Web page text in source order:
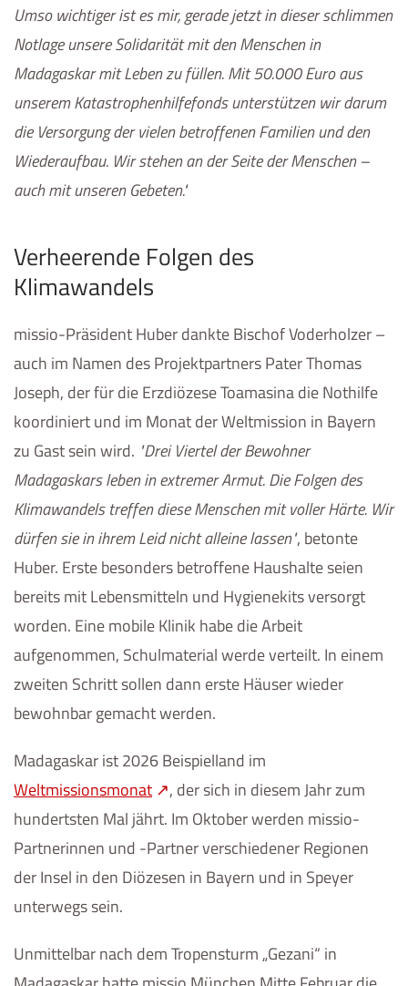
Umso wichtiger ist es mir, gerade jetzt in dieser schlimmen
Notlage unsere Solidarität mit den Menschen in
Madagaskar mit Leben zu füllen. Mit 50.000 Euro aus
unserem Katastrophenhilfefonds unterstützen wir darum
die Versorgung der vielen betroffenen Familien und den
Wiederaufbau. Wir stehen an der Seite der Menschen –
auch mit unseren Gebeten.
Verheerende Folgen des
Klimawandels
missio-Präsident Huber dankte Bischof Voderholzer –
auch im Namen des Projektpartners Pater Thomas
Joseph, der für die Erzdiözese Toamasina die Nothilfe
koordiniert und im Monat der Weltmission in Bayern
zu Gast sein wird. Drei Viertel der Bewohner
Madagaskars leben in extremer Armut. Die Folgen des
Klimawandels treffen diese Menschen mit voller Härte. Wir
dürfen sie in ihrem Leid nicht alleine lassen , betonte
Huber. Erste besonders betroffene Haushalte seien
bereits mit Lebensmitteln und Hygienekits versorgt
worden. Eine mobile Klinik habe die Arbeit
aufgenommen, Schulmaterial werde verteilt. In einem
zweiten Schritt sollen dann erste Häuser wieder
bewohnbar gemacht werden.
Madagaskar ist 2026 Beispielland im
Weltmissionsmonat
, der sich in diesem Jahr zum
hundertsten Mal jährt. Im Oktober werden missio-
Partnerinnen und -Partner verschiedener Regionen
der Insel in den Diözesen in Bayern und in Speyer
unterwegs sein.
Unmittelbar nach dem Tropensturm „Gezani“ in